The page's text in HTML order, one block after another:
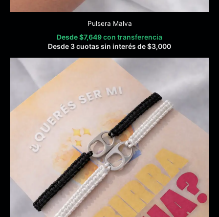
Pulsera Malva
Desde$7,649con transferencia
Desde 3 cuotas sin interés de$3,000